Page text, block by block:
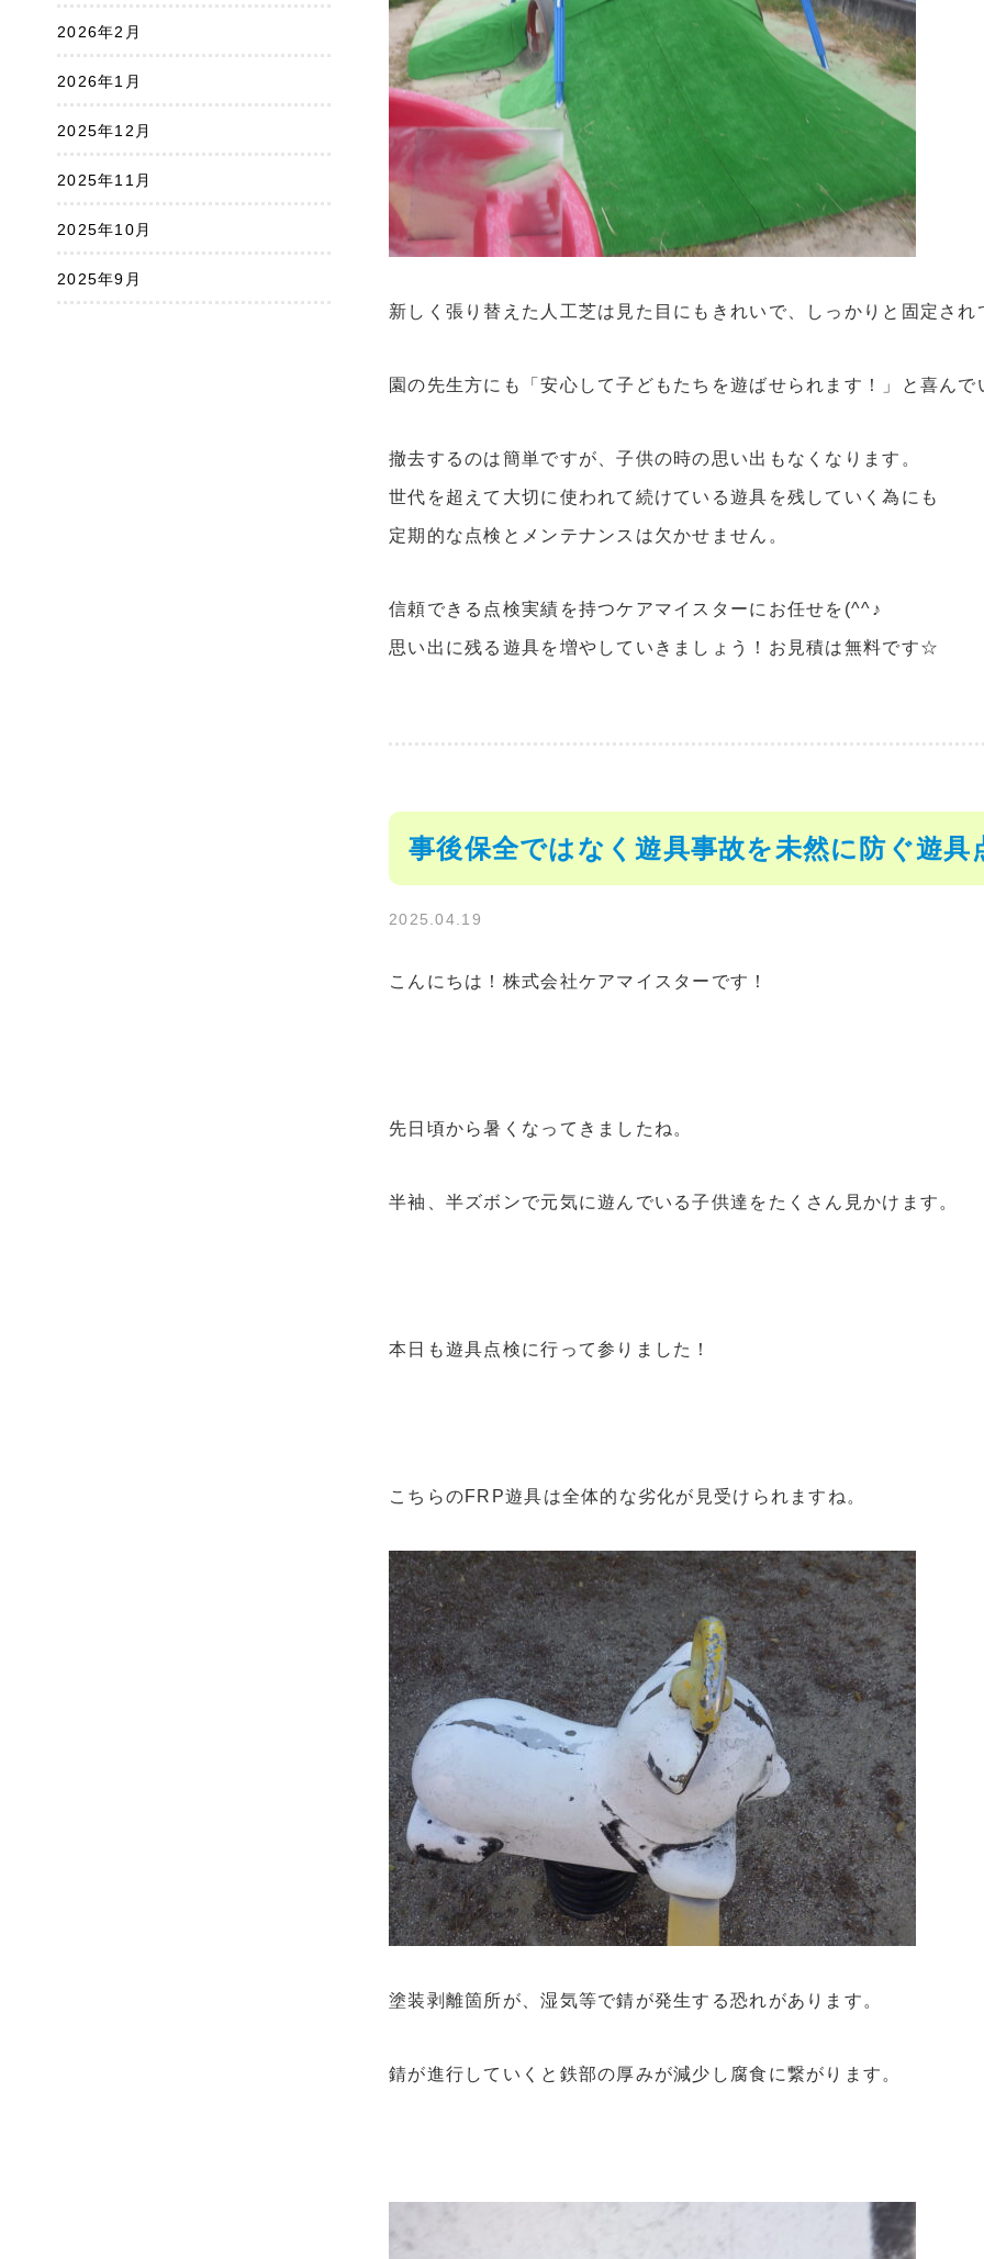
2026年2月
2026年1月
2025年12月
2025年11月
2025年10月
2025年9月
新しく張り替えた人工芝は見た目にもきれいで、しっかりと固定され
園の先生方にも「安心して子どもたちを遊ばせられます！」と喜んで
撤去するのは簡単ですが、子供の時の思い出もなくなります。
世代を超えて大切に使われて続けている遊具を残していく為にも
定期的な点検とメンテナンスは欠かせません。
信頼できる点検実績を持つケアマイスターにお任せを(^^♪
思い出に残る遊具を増やしていきましょう！お見積は無料です☆
事後保全ではなく遊具事故を未然に防ぐ遊
2025.04.19
こんにちは！株式会社ケアマイスターです！
先日頃から暑くなってきましたね。
半袖、半ズボンで元気に遊んでいる子供達をたくさん見かけます。
本日も遊具点検に行って参りました！
こちらのFRP遊具は全体的な劣化が見受けられますね。
塗装剥離箇所が、湿気等で錆が発生する恐れがあります。
錆が進行していくと鉄部の厚みが減少し腐食に繋がります。